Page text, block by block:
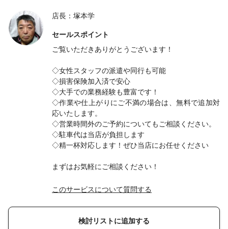
店長：塚本学
セールスポイント
ご覧いただきありがとうございます！
◇女性スタッフの派遣や同行も可能
◇損害保険加入済で安心
◇大手での業務経験も豊富です！
◇作業や仕上がりにご不満の場合は、無料で追加対
応いたします。
◇営業時間外のご予約についてもご相談ください。
◇駐車代は当店が負担します
◇精一杯対応します！ぜひ当店にお任せください
まずはお気軽にご相談ください！
このサービスについて質問する
検討リストに追加する